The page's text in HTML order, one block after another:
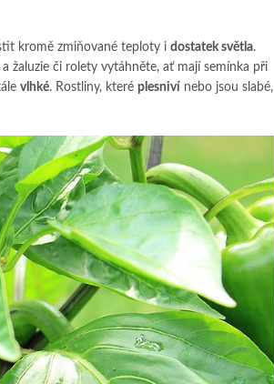
kromě zmiňované teploty i dostatek světla.
žaluzie či rolety vytáhněte, ať mají semínka při
vlhké. Rostliny, které plesniví nebo jsou slabé,